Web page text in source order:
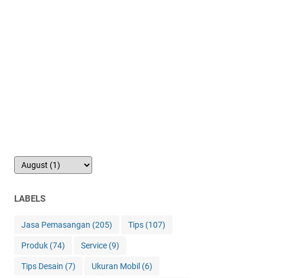
LABELS
Jasa Pemasangan (205) Tips (107)
Produk (74) Service (9)
Tips Desain (7) Ukuran Mobil (6)